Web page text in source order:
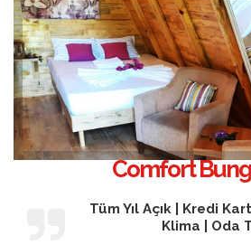
Comfort
Tüm Yıl Açık | Kredi
Klima | Oda